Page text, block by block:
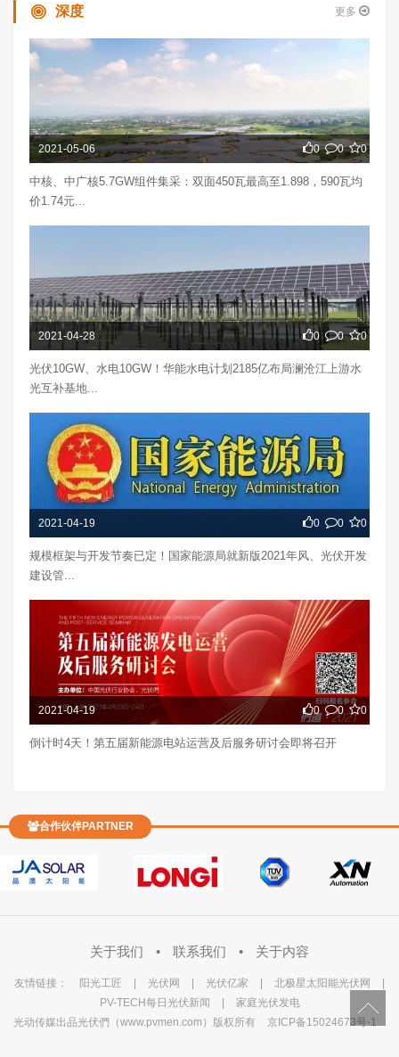
深度 更多
2021-05-06 0 0 0
中核、中广核5.7GW组件集采：双面450瓦最高至1.898，590瓦均
价1.74元...
2021-04-28 0 0 0
光伏10GW、水电10GW！华能水电计划2185亿布局澜沧江上游水
光互补基地...
2021-04-19 0 0 0
规模框架与开发节奏已定！国家能源局就新版2021年风、光伏开发
建设管...
2021-04-19 0 0 0
倒计时4天！第五届新能源电站运营及后服务研讨会即将召开
合作伙伴PARTNER
关于我们 • 联系我们 • 关于内容
友情链接： 阳光工匠 光伏网 光伏亿家 北极星太阳能光伏网
PV-TECH每日光伏新闻
家庭光伏发电
光动传媒出品光伏們（www.pvmen.com）版权所有
京ICP备15024673号-1